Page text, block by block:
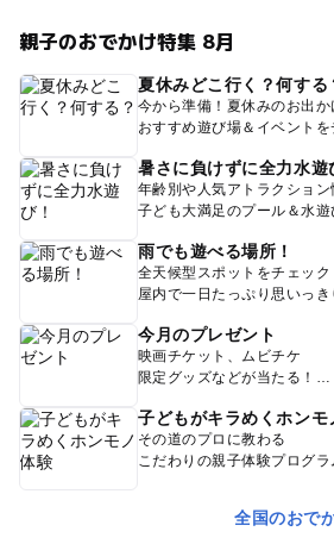
親子のおでかけ特集 8月
夏休みどこ行く？何する
今から準備！夏休みのお出
おすすめ遊び場＆イベントを
暑さに負けずに全力水遊
年齢別や人気アトラクショ
子ども大満足のプール＆水遊
雨でも遊べる場所！
全天候型スポットをチェック
屋内で一日たっぷり思いっき
今月のプレゼント
映画チケット、ムビチケ
限定グッズなどが当たる！
子どもがキラめくホンモ
その道のプロに教わる
こだわりの親子体験プログラ
全国のおで